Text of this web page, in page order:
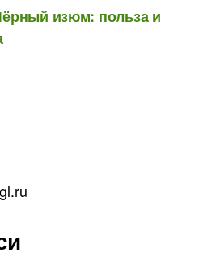
изюм: польза и